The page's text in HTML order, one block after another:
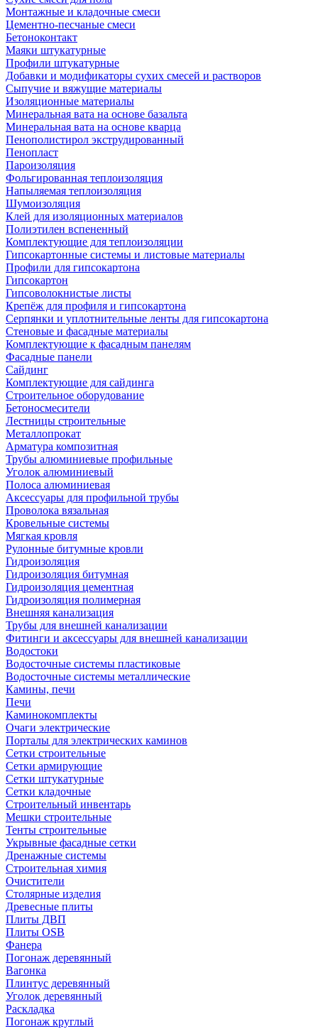
Монтажные и кладочные смеси
Цементно-песчаные смеси
Бетоноконтакт
Маяки штукатурные
Профили штукатурные
Добавки и модификаторы сухих смесей и растворов
Сыпучие и вяжущие материалы
Изоляционные материалы
Минеральная вата на основе базальта
Минеральная вата на основе кварца
Пенополистирол экструдированный
Пенопласт
Пароизоляция
Фольгированная теплоизоляция
Напыляемая теплоизоляция
Шумоизоляция
Клей для изоляционных материалов
Полиэтилен вспененный
Комплектующие для теплоизоляции
Гипсокартонные системы и листовые материалы
Профили для гипсокартона
Гипсокартон
Гипсоволокнистые листы
Крепёж для профиля и гипсокартона
Серпянки и уплотнительные ленты для гипсокартона
Стеновые и фасадные материалы
Комплектующие к фасадным панелям
Фасадные панели
Сайдинг
Комплектующие для сайдинга
Строительное оборудование
Бетоносмесители
Лестницы строительные
Металлопрокат
Арматура композитная
Трубы алюминиевые профильные
Уголок алюминиевый
Полоса алюминиевая
Аксессуары для профильной трубы
Проволока вязальная
Кровельные системы
Мягкая кровля
Рулонные битумные кровли
Гидроизоляция
Гидроизоляция битумная
Гидроизоляция цементная
Гидроизоляция полимерная
Внешняя канализация
Трубы для внешней канализации
Фитинги и аксессуары для внешней канализации
Водостоки
Водосточные системы пластиковые
Водосточные системы металлические
Камины, печи
Печи
Каминокомплекты
Очаги электрические
Порталы для электрических каминов
Сетки строительные
Сетки армирующие
Сетки штукатурные
Сетки кладочные
Строительный инвентарь
Мешки строительные
Тенты строительные
Укрывные фасадные сетки
Дренажные системы
Строительная химия
Очистители
Столярные изделия
Древесные плиты
Плиты ДВП
Плиты OSB
Фанера
Погонаж деревянный
Вагонка
Плинтус деревянный
Уголок деревянный
Раскладка
Погонаж круглый